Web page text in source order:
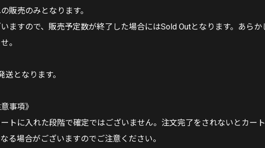
販売のみとなります。
ますので、販売予定数が終了した場合にはSold Outとなります。あらか
。
となります。
事項》
トに入れた段階で確定ではございません。注文完了をされないとカー
る場合がございますのでご注意ください。